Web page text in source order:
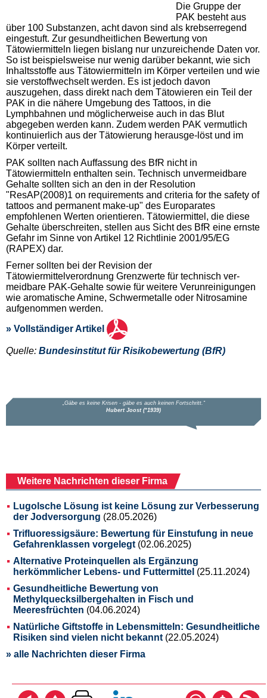
Die Gruppe der
PAK besteht aus
über 100 Substanzen, acht davon sind als krebserregend
eingestuft. Zur gesundheitlichen Bewertung von
Tätowiermitteln liegen bislang nur unzureichende Daten vor.
So ist beispielsweise nur wenig darüber bekannt, wie sich
Inhaltsstoffe aus Tätowiermitteln im Körper verteilen und wie
sie verstoffwechselt werden. Es ist jedoch davon
auszugehen, dass direkt nach dem Tätowieren ein Teil der
PAK in die nähere Umgebung des Tattoos, in die
Lymphbahnen und möglicherweise auch in das Blut
abgegeben werden kann. Zudem werden PAK vermutlich
kontinuierlich aus der Tätowierung herausge-löst und im
Körper verteilt.
PAK sollten nach Auffassung des BfR nicht in
Tätowiermitteln enthalten sein. Technisch unvermeidbare
Gehalte sollten sich an den in der Resolution
"ResAP(2008)1 on requirements and criteria for the safety of
tattoos and permanent make-up" des Europarates
empfohlenen Werten orientieren. Tätowiermittel, die diese
Gehalte überschreiten, stellen aus Sicht des BfR eine ernste
Gefahr im Sinne von Artikel 12 Richtlinie 2001/95/EG
(RAPEX) dar.
Ferner sollten bei der Revision der
Tätowiermittelverordnung Grenzwerte für technisch ver-
meidbare PAK-Gehalte sowie für weitere Verunreinigungen
wie aromatische Amine, Schwermetalle oder Nitrosamine
aufgenommen werden.
» Vollständiger Artikel
Quelle: Bundesinstitut für Risikobewertung (BfR)
Weitere Nachrichten dieser Firma
Lugolsche Lösung ist keine Lösung zur Verbesserung
der Jodversorgung (28.05.2026)
Trifluoressigsäure: Bewertung für Einstufung in neue
Gefahrenklassen vorgelegt (02.06.2025)
Alternative Proteinquellen als Ergänzung
herkömmlicher Lebens- und Futtermittel (25.11.2024)
Gesundheitliche Bewertung von
Methylquecksilbergehalten in Fisch und
Meeresfrüchten (04.06.2024)
Natürliche Giftstoffe in Lebensmitteln: Gesundheitliche
Risiken sind vielen nicht bekannt (22.05.2024)
» alle Nachrichten dieser Firma